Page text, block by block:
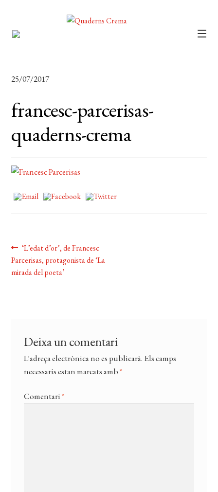
L’EDITORIAL
FOREIGN RIGHTS
EL MEU COMPTE
25/07/2017
francesc-parcerisas-
quaderns-crema
Navegació
d'entrades
Entrada
anterior:
‘L’edat d’or’, de Francesc
Parcerisas, protagonista de ‘La
mirada del poeta’
Deixa un comentari
L'adreça electrònica no es publicarà. Els camps
necessaris estan marcats amb*
Comentari*